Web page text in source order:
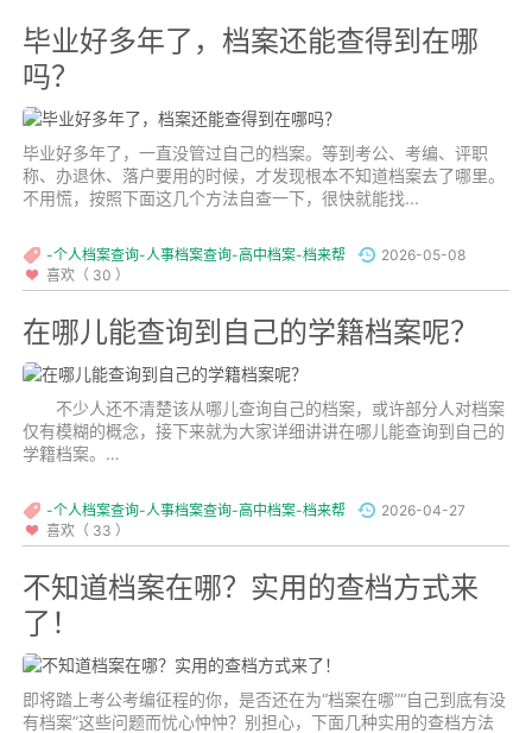
毕业好多年了，档案还能查得到在哪
吗？
毕业好多年了，一直没管过自己的档案。等到考公、考编、评职
称、办退休、落户要用的时候，才发现根本不知道档案去了哪里。
不用慌，按照下面这几个方法自查一下，很快就能找...
-个人档案查询-人事档案查询-高中档案-档来帮
2026-05-08
喜欢（ 30 ）
在哪儿能查询到自己的学籍档案呢？
不少人还不清楚该从哪儿查询自己的档案，或许部分人对档案
仅有模糊的概念，接下来就为大家详细讲讲在哪儿能查询到自己的
学籍档案。
-个人档案查询-人事档案查询-高中档案-档来帮
2026-04-27
喜欢（ 33 ）
不知道档案在哪？实用的查档方式来
了！
即将踏上考公考编征程的你，是否还在为“档案在哪”“自己到底有没
有档案”这些问题而忧心忡忡？别担心，下面几种实用的查档方法